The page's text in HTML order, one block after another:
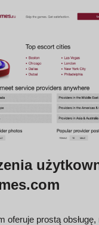
oferuje prostą